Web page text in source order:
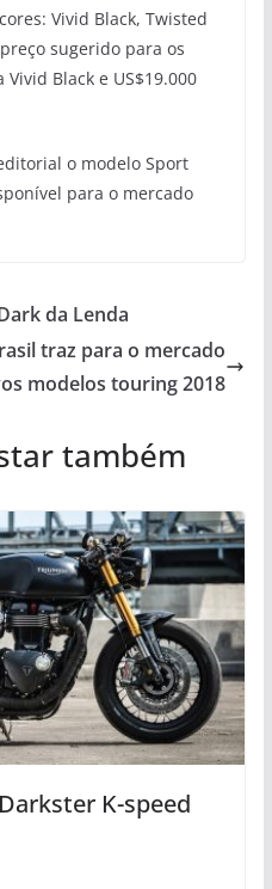
Vivid Black, Twisted
sugerido para os
Vivid Black e US$19.000
o modelo Sport
para o mercado
da Lenda
traz para o mercado
modelos touring 2018
também
K-speed